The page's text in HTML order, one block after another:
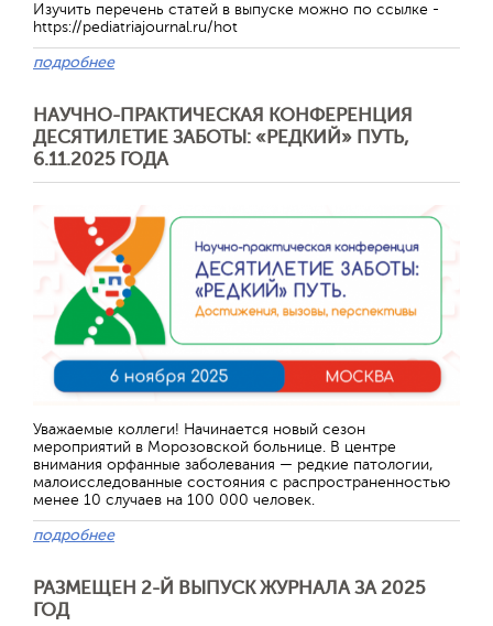
Изучить перечень статей в выпуске можно по ссылке -
https://pediatriajournal.ru/hot
подробнее
НАУЧНО-ПРАКТИЧЕСКАЯ КОНФЕРЕНЦИЯ
ДЕСЯТИЛЕТИЕ ЗАБОТЫ: «РЕДКИЙ» ПУТЬ,
6.11.2025 ГОДА
Уважаемые коллеги! Начинается новый сезон
мероприятий в Морозовской больнице. В центре
внимания орфанные заболевания — редкие патологии,
малоисследованные состояния с распространенностью
менее 10 случаев на 100 000 человек.
подробнее
РАЗМЕЩЕН 2-Й ВЫПУСК ЖУРНАЛА ЗА 2025
ГОД